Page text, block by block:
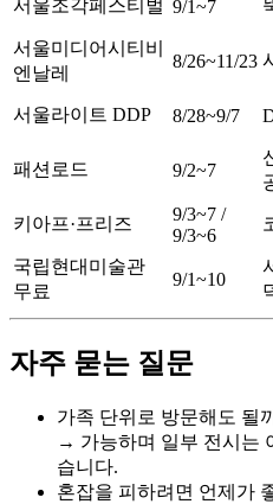
서울조각페스티벌 9/1~7
서울미디어시티비
엔날레
8/26~11/23
서울라이트 DDP 8/28~9/7
패션로드 9/2~7
키아프·프리즈
9/3~7 /
9/3~6
국립현대미술관
무료
9/1~10
자주 묻는 질문
가족 단위로 방문해도 될
→ 가능하며 일부 전시는
습니다.
혼잡을 피하려면 언제가